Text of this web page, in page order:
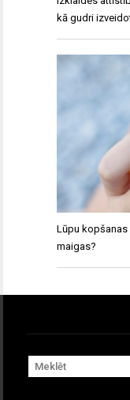
kā gudri
Lūpu
maigas?